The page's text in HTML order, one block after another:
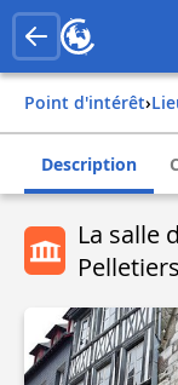
Point d'intérêt›
Description
La salle